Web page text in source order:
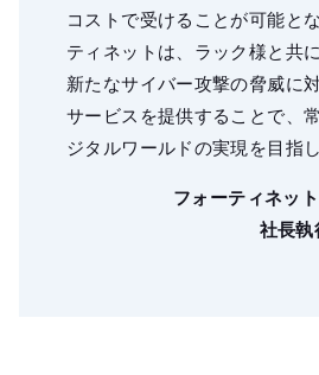
コストで受けることが可能と
ティネットは、ラック様と共
新たなサイバー攻撃の脅威に
サービスを提供することで、
ジタルワールドの実現を目指
フォーティネッ
社長